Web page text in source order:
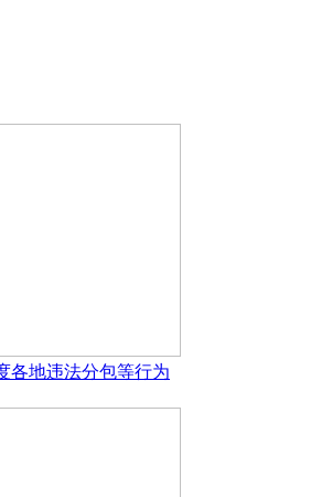
各地违法分包等行为